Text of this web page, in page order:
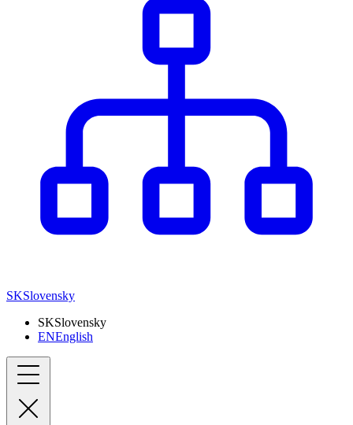
SKSlovensky
SKSlovensky
ENEnglish